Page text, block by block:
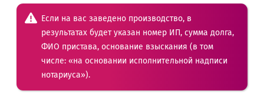
Если на вас заведено производство, в
результатах будет указан номер ИП, сумма долга,
ФИО пристава, основание взыскания (в том
числе: «на основании исполнительной надписи
нотариуса»).